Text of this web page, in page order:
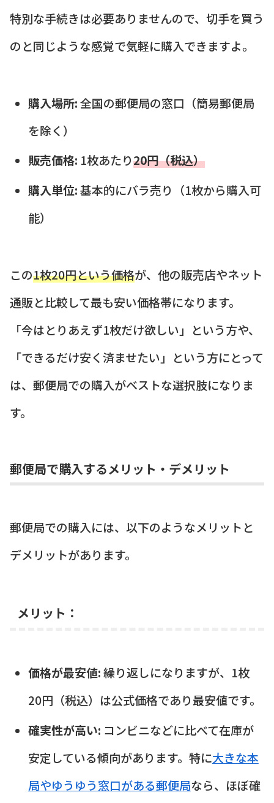
特別な手続きは必要ありませんので、切手を買う
のと同じような感覚で気軽に購入できますよ。
購入場所:全国の郵便局の窓口（簡易郵便局
を除く）
販売価格: 1枚あたり20円（税込）
購入単位:基本的にバラ売り（1枚から購入可
能）
この1枚20円という価格が、他の販売店やネット
通販と比較して最も安い価格帯になります。
「今はとりあえず1枚だけ欲しい」という方や、
「できるだけ安く済ませたい」という方にとって
は、郵便局での購入がベストな選択肢になりま
す。
郵便局で購入するメリット・デメリット
郵便局での購入には、以下のようなメリットと
デメリットがあります。
メリット：
価格が最安値:繰り返しになりますが、1枚
20円（税込）は公式価格であり最安値です。
確実性が高い: コンビニなどに比べて在庫が
安定している傾向があります。特に大きな本
局やゆうゆう窓口がある郵便局なら、ほぼ確